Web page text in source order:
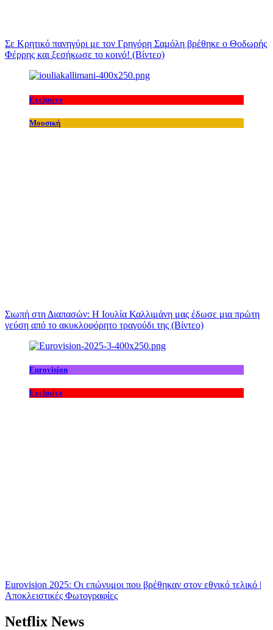
Σε Κρητικό πανηγύρι με τον Γρηγόρη Σαμόλη βρέθηκε ο Θοδωρής
Φέρρης και ξεσήκωσε το κοινό! (Βίντεο)
Exclusive
Μουσική
Σιωπή στη Διαπασών: Η Ιουλία Καλλιμάνη μας έδωσε μια πρώτη
γεύση από το ακυκλοφόρητο τραγούδι της (Βίντεο)
Eurovision
Exclusive
Eurovision 2025: Οι επώνυμοι που βρέθηκαν στον εθνικό τελικό |
Αποκλειστικές Φωτογραφίες
Netflix News